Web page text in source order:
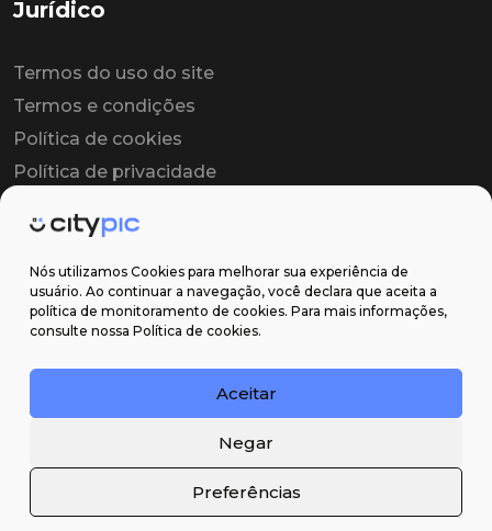
Nós utilizamos Cookies para melhorar sua experiência de
usuário. Ao continuar a navegação, você declara que aceita a
política de monitoramento de cookies. Para mais informações,
consulte nossa Política de cookies.
Aceitar
Negar
Preferências
Jurídico
Termos do uso do site
Termos e condições
Política de cookies
Política de privacidade
Contrato de licença
Suporte
Email: contato@citypic.com.br